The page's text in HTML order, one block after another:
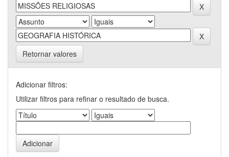
Retornar valores
Adicionar filtros:
Utilizar filtros para refinar o resultado de busca.